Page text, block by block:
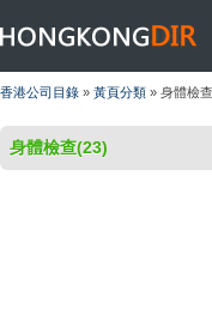
HONGKONGDIR
香港公司目錄 » 黃頁分類 » 身體檢查
身體檢查(23)